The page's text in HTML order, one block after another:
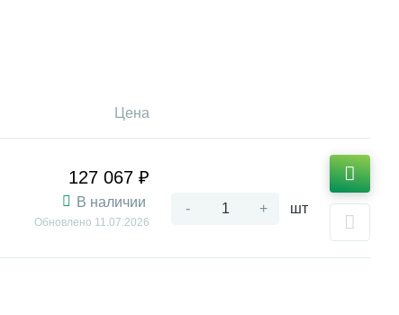
Цена
127 067 ₽
В наличии
Обновлено 11.07.2026
- + шт